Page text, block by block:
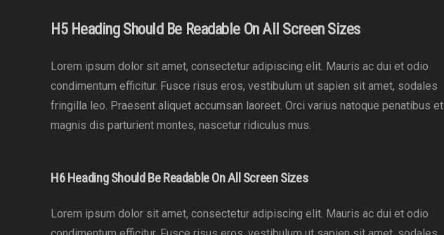
H5 Heading Should Be Readable On All Screen Sizes
Lorem ipsum dolor sit amet, consectetur adipiscing elit. Mauris ac dui et odio
condimentum efficitur. Fusce risus eros, vestibulum ut sapien sit amet, sodales
fringilla leo. Praesent aliquet accumsan laoreet. Orci varius natoque penatibus et
magnis dis parturient montes, nascetur ridiculus mus.
H6 Heading Should Be Readable On All Screen Sizes
Lorem ipsum dolor sit amet, consectetur adipiscing elit. Mauris ac dui et odio